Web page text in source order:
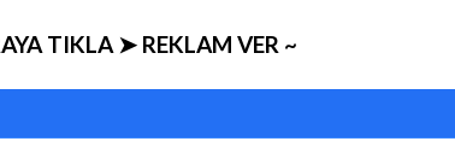
TIKLA ➤ REKLAM VER ~